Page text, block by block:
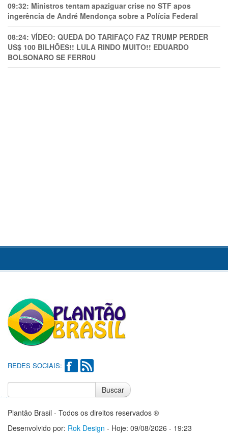
09:32: Ministros tentam apaziguar crise no STF apos
ingerência de André Mendonça sobre a Polícia Federal
08:24: VÍDEO: QUEDA DO TARIFAÇO FAZ TRUMP PERDER
US$ 100 BILHÕES!! LULA RINDO MUITO!! EDUARDO
BOLSONARO SE FERR0U
REDES SOCIAIS:
Buscar
Plantão Brasil - Todos os direitos reservados ®
Desenvolvido por: Rok Design - Hoje: 09/08/2026 - 19:23